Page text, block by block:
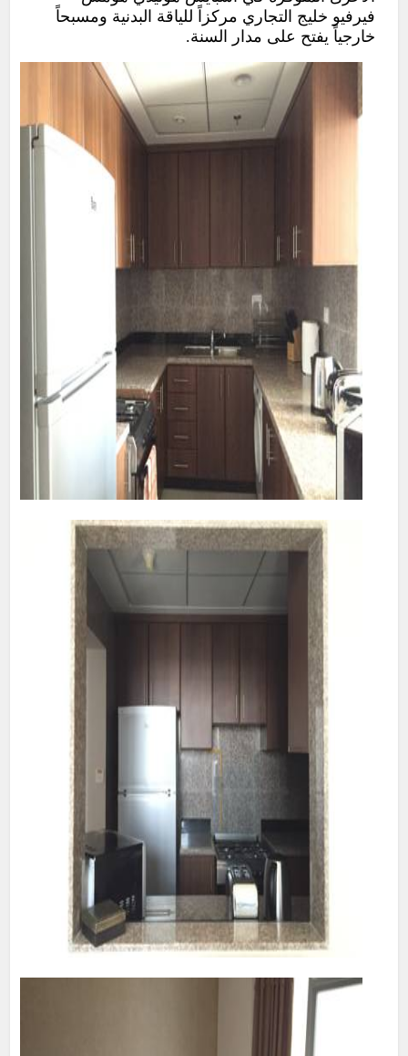
فيرفيو خليج التجاري مركزاً للياقة البدنية ومسبحاً
خارجياً يفتح على مدار السنة.